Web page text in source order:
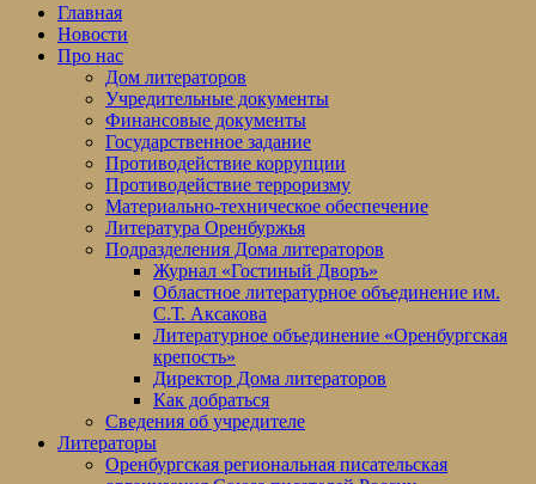
Главная
Новости
Про нас
Дом литераторов
Учредительные документы
Финансовые документы
Государственное задание
Противодействие коррупции
Противодействие терроризму
Материально-техническое обеспечение
Литература Оренбуржья
Подразделения Дома литераторов
Журнал «Гостиный Дворъ»
Областное литературное объединение им.
С.Т. Аксакова
Литературное объединение «Оренбургская
крепость»
Директор Дома литераторов
Как добраться
Сведения об учредителе
Литераторы
Оренбургская региональная писательская